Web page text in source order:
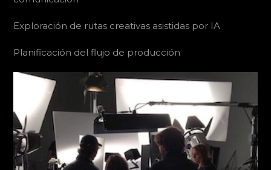
Exploración de rutas creativas asistidas por IA
Planificación del flujo de producción